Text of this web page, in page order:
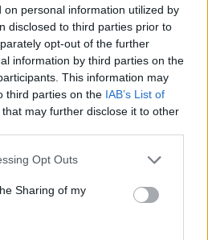
on personal information utilized by
disclosed to third parties prior to
opt-out of the further
information by third parties on the
This information may
third parties on the IAB’s List of
that may further disclose it to other
Opt Outs
Sharing of my
lasagnata dalle
della Soms
– possibilità di
o da asporto info: Pro